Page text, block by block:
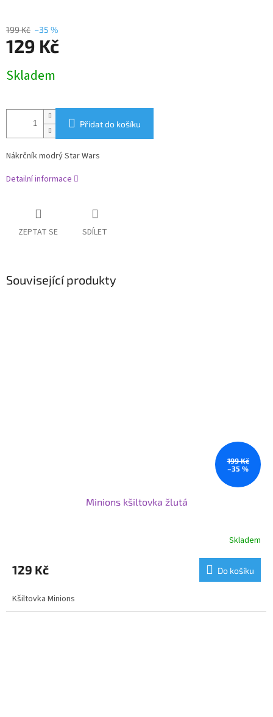
199 Kč –35 %
129 Kč
cena:
Skladem
Přidat do košíku
Nákrčník modrý Star Wars
Detailní informace
ZEPTAT SE SDÍLET
Související produkty
199 Kč
–35 %
Minions kšiltovka žlutá
Skladem
129 Kč Do košíku
Kšiltovka Minions